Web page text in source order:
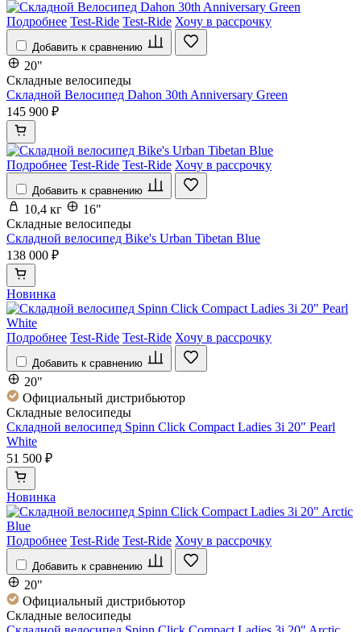
Подробнее Test-Ride Test-Ride Хочу в рассрочку
Добавить к сравнению
20"
Складные велосипеды
Складной Велосипед Dahon 30th Anniversary Green
145 900 ₽
Подробнее Test-Ride Test-Ride Хочу в рассрочку
Добавить к сравнению
10,4 кг
16"
Складные велосипеды
Складной велосипед Bike's Urban Tibetan Blue
138 000 ₽
Новинка
Подробнее Test-Ride Test-Ride Хочу в рассрочку
Добавить к сравнению
20"
Официальный дистрибьютор
Складные велосипеды
Складной велосипед Spinn Click Compact Ladies 3i 20" Pearl
White
51 500 ₽
Новинка
Подробнее Test-Ride Test-Ride Хочу в рассрочку
Добавить к сравнению
20"
Официальный дистрибьютор
Складные велосипеды